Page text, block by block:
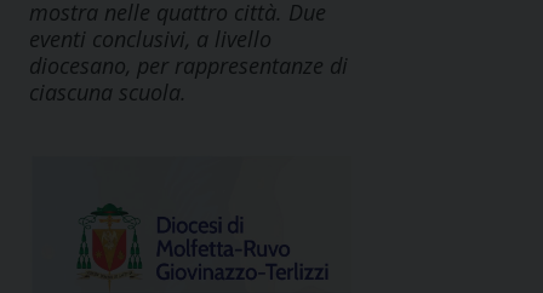
mostra nelle quattro città. Due
eventi conclusivi, a livello
diocesano, per rappresentanze di
ciascuna scuola.